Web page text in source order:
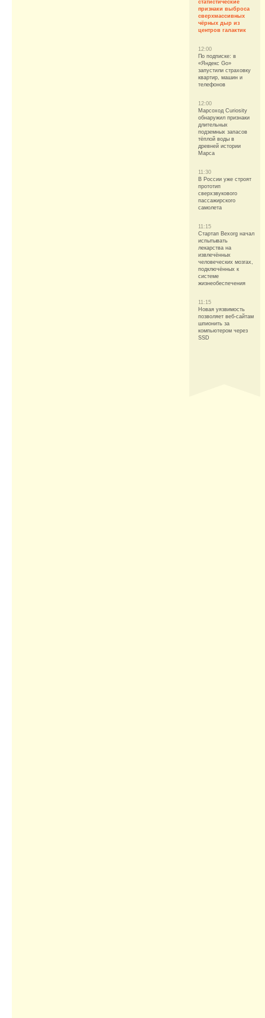
статистические
признаки выброса
сверхмассивных
чёрных дыр из
центров галактик
12:00
По подписке: в
«Яндекс Go»
запустили страховку
квартир, машин и
телефонов
12:00
Марсоход Curiosity
обнаружил признаки
длительных
подземных запасов
тёплой воды в
древней истории
Марса
11:30
В России уже строят
прототип
сверхзвукового
пассажирского
самолета
11:15
Стартап Bexorg начал
испытывать
лекарства на
извлечённых
человеческих мозгах,
подключённых к
системе
жизнеобеспечения
11:15
Новая уязвимость
позволяет веб-сайтам
шпионить за
компьютером через
SSD